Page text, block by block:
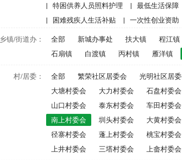
| 特困供养人员照料护理 | 最低生活保障
|
困难残疾人生活补贴 | 一次性创业资助
建档立卡家庭经济困难学生精准资助（
中央财政水稻、玉米、小麦良种补贴（
农资综合直补及种粮直补（2015年更改为
禁渔渔民生产生活补助 | 建档立卡贫困户
“两不具备”贫困村庄搬迁（已结束） |
省定贫困村创建社会主义新农村示范村建
接生员和赤脚医生生活困难补助资金 |
计划生育手术并发症人员特别扶助 | 村
乡镇/街道办： 全部 新城办事处 扶大镇 程江镇
石扇镇
白渡镇 丙村镇 雁洋镇
村/居委： 全部 繁荣社区居委会 光明社区居
大塘村委会
大力村委会 石盘村委会
山口村委会
泰东村委会 车田村委会
南上村委会
圳头村委会 大黄村委会
径寨村委会
蓬上村委会 桃宝村委会
上井村委会
三塔村委会 上畲村委会